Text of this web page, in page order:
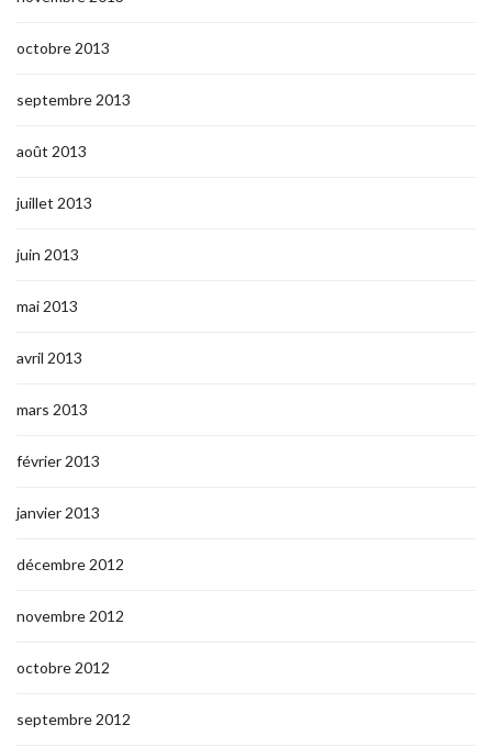
octobre 2013
septembre 2013
août 2013
juillet 2013
juin 2013
mai 2013
avril 2013
mars 2013
février 2013
janvier 2013
décembre 2012
novembre 2012
octobre 2012
septembre 2012